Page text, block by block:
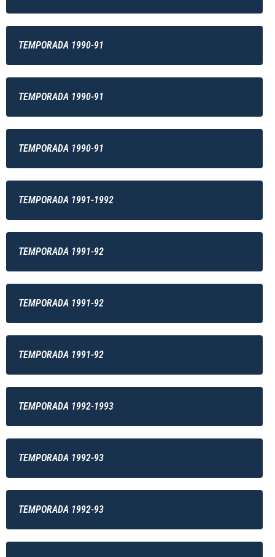
TEMPORADA 1990-91
TEMPORADA 1990-91
TEMPORADA 1990-91
TEMPORADA 1991-1992
TEMPORADA 1991-92
TEMPORADA 1991-92
TEMPORADA 1991-92
TEMPORADA 1992-1993
TEMPORADA 1992-93
TEMPORADA 1992-93